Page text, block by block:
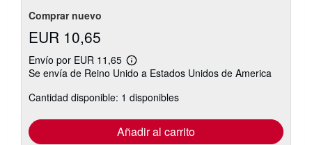
Comprar nuevo
EUR 10,65
Envío por EUR 11,65
Más
información
las
tarifas
envío
Se envía de Reino Unido a Estados Unidos de America
Cantidad disponible: 1 disponibles
Añadir al carrito